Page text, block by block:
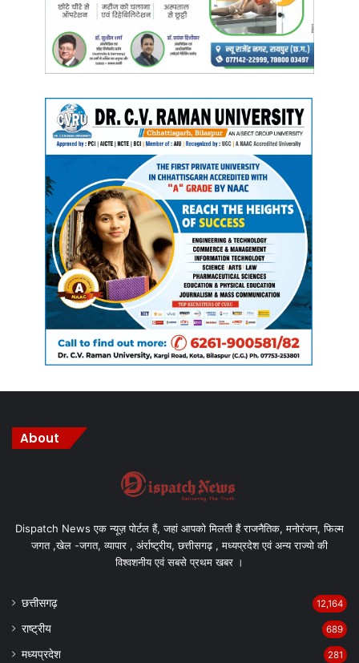
About
Dispatch News एक न्यूज़ पोर्टल हैं, जहां आपको मिलती हैं राजनैतिक, मनोरंजन, फिल्म
जगत ,खेल -जगत, व्यापार , अंर्राष्ट्रीय, छत्तीसगढ़ , मध्यप्रदेश एवं अन्य राज्यो की
विश्वशनीय एवं सबसे प्रथम खबर ।
छत्तीसगढ़ 12,164
राष्ट्रीय 689
मध्यप्रदेश 281